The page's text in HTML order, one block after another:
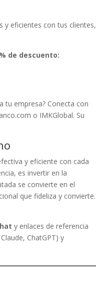
y eficientes con tus clientes,
de descuento:
tu empresa? Conecta con
o IMKGlobal. Su
y eficiente con cada
es invertir en la
se convierte en el
que fideliza y convierte.
y enlaces de referencia
ChatGPT) y